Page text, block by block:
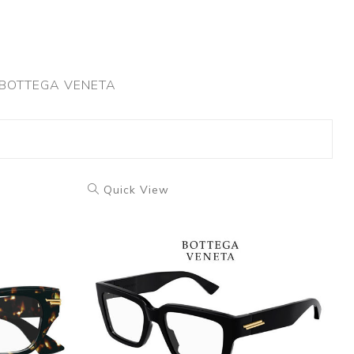
VENETA
Quick View